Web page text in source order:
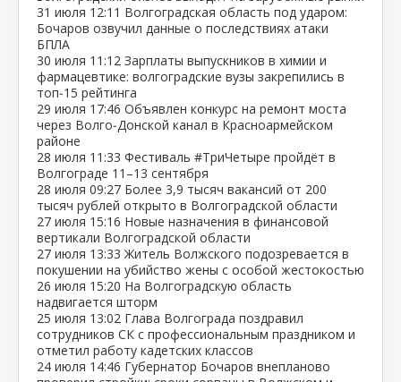
31 июля 12:11 Волгоградская область под ударом:
Бочаров озвучил данные о последствиях атаки
БПЛА
30 июля 11:12 Зарплаты выпускников в химии и
фармацевтике: волгоградские вузы закрепились в
топ‑15 рейтинга
29 июля 17:46 Объявлен конкурс на ремонт моста
через Волго‑Донской канал в Красноармейском
районе
28 июля 11:33 Фестиваль #ТриЧетыре пройдёт в
Волгограде 11–13 сентября
28 июля 09:27 Более 3,9 тысяч вакансий от 200
тысяч рублей открыто в Волгоградской области
27 июля 15:16 Новые назначения в финансовой
вертикали Волгоградской области
27 июля 13:33 Житель Волжского подозревается в
покушении на убийство жены с особой жестокостью
26 июля 15:20 На Волгоградскую область
надвигается шторм
25 июля 13:02 Глава Волгограда поздравил
сотрудников СК с профессиональным праздником и
отметил работу кадетских классов
24 июля 14:46 Губернатор Бочаров внепланово